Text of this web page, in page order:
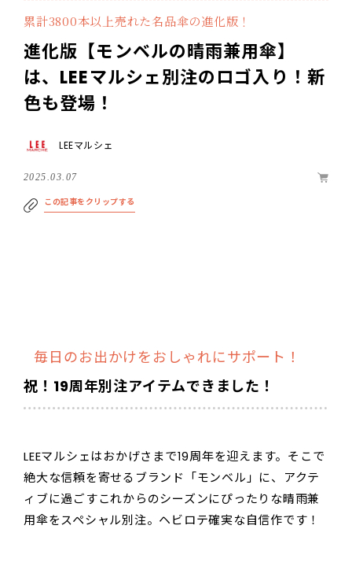
累計3800本以上売れた名品傘の進化版！
進化版【モンベルの晴雨兼用傘】
は、LEEマルシェ別注のロゴ入り！新
色も登場！
LEEマルシェ
2025.03.07
この記事をクリップする
毎日のお出かけをおしゃれにサポート！
祝！19周年別注アイテムできました！
LEEマルシェはおかげさまで19周年を迎えます。そこで
絶大な信頼を寄せるブランド「モンベル」に、アクテ
ィブに過ごすこれからのシーズンにぴったりな晴雨兼
用傘をスペシャル別注。ヘビロテ確実な自信作です！